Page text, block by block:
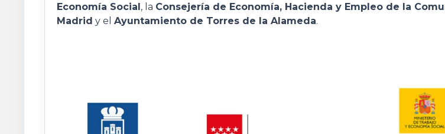
Economía Social, la Consejería de Economía, Hacienda y Empleo de la
Madrid y el Ayuntamiento de Torres de la Alameda.